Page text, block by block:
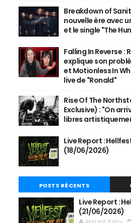
Breakdown of
nouvelle ère avec
et le single "The
Falling In Reverse :
explique son
et Motionless In
live de "Ronald"
Rise Of The
Exclusive) : "On
libres
Live Report :
(18/06/2026)
POSTS RÉCENTS
Live Report :
(21/06/2026)